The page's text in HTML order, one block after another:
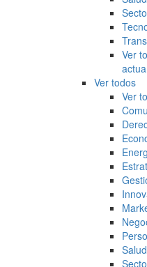
Ver
Ver todos
Ver